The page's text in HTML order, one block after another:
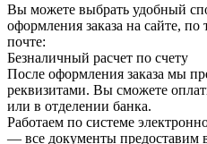
Вы можете выбрать удобный
оформления заказа на сайте,
почте:
Безналичный расчет по счету
После оформления заказа мы
реквизитами. Вы сможете
или в отделении банка.
Работаем по системе
— все документы предоставим